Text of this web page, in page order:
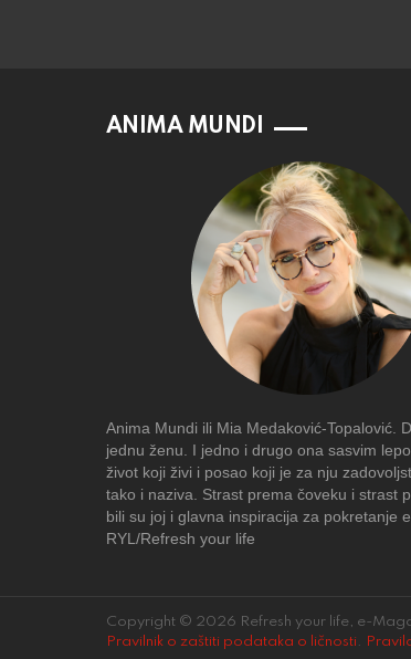
ANIMA MUNDI
Anima Mundi ili Mia Medaković-Topalović.
jednu ženu. I jedno i drugo ona sasvim
život koji živi i posao koji je za nju
tako i naziva. Strast prema čoveku i strast
bili su joj i glavna inspiracija za pokretanje
RYL/Refresh your life
Copyright © 2026 Refresh your life, e-
Pravilnik o zaštiti podataka o ličnosti .